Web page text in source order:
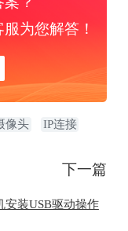
为您解答！
像头 IP连接
下一篇
安装USB驱动操作